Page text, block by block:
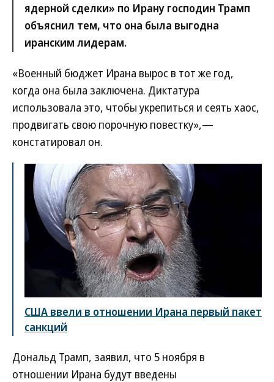
ядерной сделки» по Ирану господин Трамп
объяснил тем, что она была выгодна
иранским лидерам.
«Военный бюджет Ирана вырос в тот же год,
когда она была заключена. Диктатура
использовала это, чтобы укрепиться и сеять хаос,
продвигать свою порочную повестку»,—
констатировал он.
США ввели в отношении Ирана первый пакет
санкций
Дональд Трамп, заявил, что 5 ноября в
отношении Ирана будут введены